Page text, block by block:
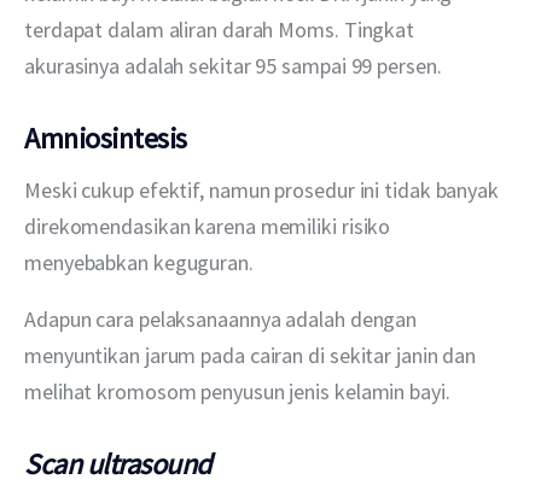
terdapat dalam aliran darah Moms. Tingkat
akurasinya adalah sekitar 95 sampai 99 persen.
Amniosintesis
Meski cukup efektif, namun prosedur ini tidak banyak
direkomendasikan karena memiliki risiko
menyebabkan keguguran.
Adapun cara pelaksanaannya adalah dengan
menyuntikan jarum pada cairan di sekitar janin dan
melihat kromosom penyusun jenis kelamin bayi.
Scan ultrasound